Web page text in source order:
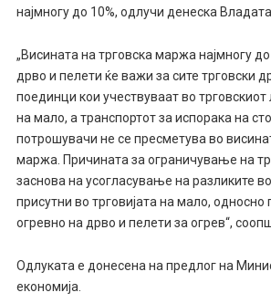
најмногу до 10%, одлучи денеска Владата.
„Висината на трговска маржа најмногу
дрво и пелети ќе важи за сите трговски
поединци кои учествуваат во трговскиот
на мало, а транспортот за испорака на
потрошувачи не се пресметува во
маржа. Причината за ограничување на
заснова на усогласување на разликите
присутни во трговијата на мало,
огревно на дрво и пелети за огрев“,
Одлуката е донесена на предлог на
економија.